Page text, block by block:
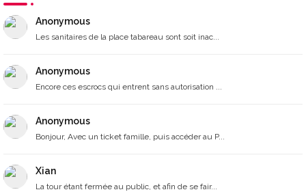
Anonymous
Les sanitaires de la place tabareau sont soit inac...
Anonymous
Encore ces escrocs qui entrent sans autorisation ...
Anonymous
Bonjour, Avec un ticket famille, puis accéder au P...
Xian
La tour étant fermée au public, et afin de se fair...